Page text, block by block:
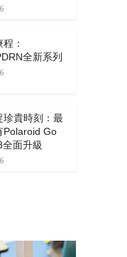
：
全新系列
珍貴時刻：最
Polaroid Go
面升級